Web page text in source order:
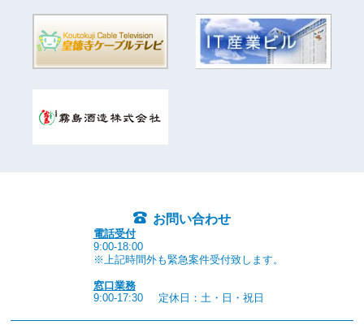
お問い合わせ
電話受付
9:00-18:00
※上記時間外も緊急案件受付致します。
窓口業務
9:00-17:30
定休日：土・日・祝日